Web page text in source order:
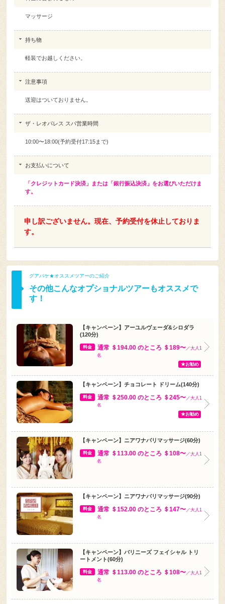
マッサージ
持ち物
軽装でお越しください。
注意事項
送迎はついておりません。
ザ・レオパレス スパ営業時間
10:00〜18:00(予約受付17:15まで)
お支払いについて
「クレジットカード決済」または「銀行振込決済」をお選びいただけま
す。
申し訳ございません。現在、予約受付を休止しておりま
す。
グアバケ★オススメツアーのご紹介
その他こんなオプショナルツアーもオススメで
す！
【キャンペーン】アーユルヴェーダ&シロダラ
(120分)
料金 通常 ＄194.00 のところ ＄189〜／大人1
名
★お勧め
【キャンペーン】チョコレート ドリーム(140分)
料金 通常 ＄250.00 のところ ＄245〜／大人1
名
★お勧め
【キャンペーン】ニアワナバリマッサージ(60分)
料金 通常 ＄113.00 のところ ＄108〜／大人1
名
【キャンペーン】ニアワナバリマッサージ(90分)
料金 通常 ＄152.00 のところ ＄147〜／大人1
名
【キャンペーン】バリニーズ フェイシャル トリ
ートメント(60分)
料金 通常 ＄113.00 のところ ＄108〜 ／大人1
名